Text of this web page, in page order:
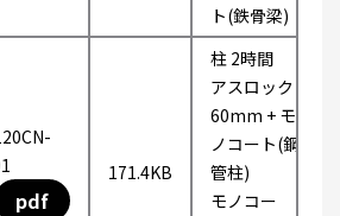
ト(鉄骨梁)
pdf
171.4KB
柱 2時間
アスロック
60mm + モ
ノコート(鋼
管柱)
モノコー